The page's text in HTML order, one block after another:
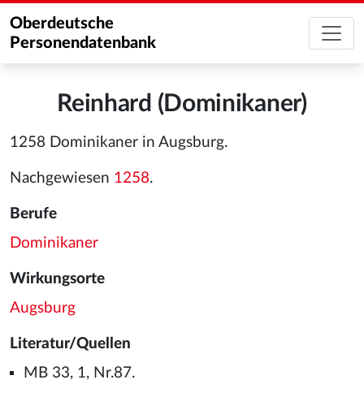
Oberdeutsche
Personendatenbank
Reinhard (Dominikaner)
1258 Dominikaner in Augsburg.
Nachgewiesen 1258.
Berufe
Dominikaner
Wirkungsorte
Augsburg
Literatur/Quellen
MB 33, 1, Nr.87.